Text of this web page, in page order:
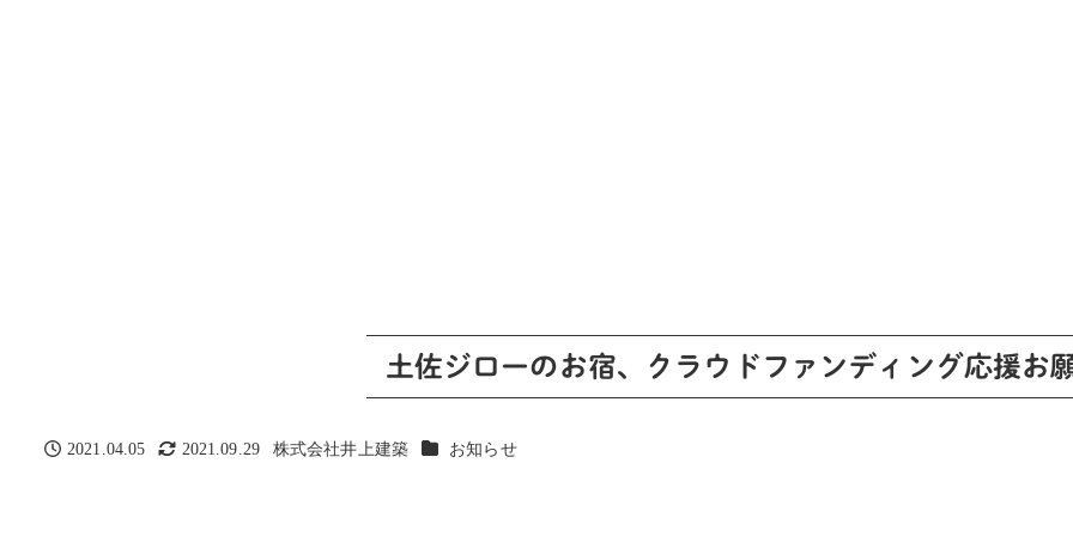
土佐ジローのお宿、クラウドファンディング応援お
投稿日
2021.04.05
更新日
2021.09.29
著
株式会社井上建築 カテゴリー
お知らせ